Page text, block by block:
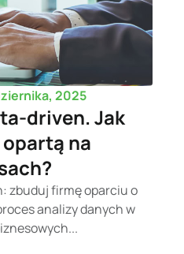
2025
driven. Jak
na
zbuduj firmę oparciu o
analizy danych w